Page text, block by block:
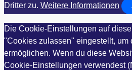
Dritter zu. Weitere Informationen
Die Cookie-Einstellungen auf
"Cookies zulassen" eingestellt, um
ermöglichen. Wenn du diese
Cookie-Einstellungen verwendest